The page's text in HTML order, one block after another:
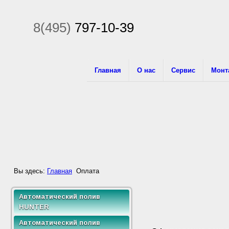
8(495) 797-10-39
Главная О нас Сервис
Вы здесь: Главная Оплата
Автоматический полив
HUNTER
Пульты управления
Автоматический полив